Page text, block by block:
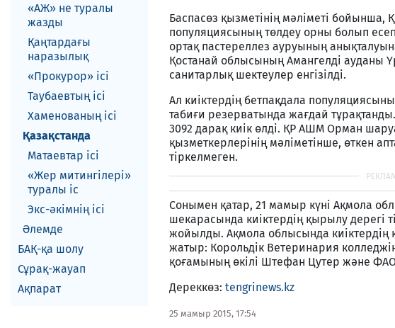
«АЖ» не туралы
жазды
Қаңтардағы
наразылық
«Прокурор» ісі
Таубаевтың ісі
Хаменованың ісі
Қазақстанда
Матаевтар ici
«Жер митингілері»
туралы іс
Экс-әкiмнiң iсi
Әлемде
БАҚ-қа шолу
Сұрақ-жауап
Ақпарат
Баспасөз қызметінің мәліметі бойынша,
популяциясының төлдеу орны болып
ортақ пастереллез ауруының
Қостанай облысының Амангелді ауданы
санитарлық шектеулер енгізілді.
Ал киіктердің бетпақдала
табиғи резерватында жағдай
3092 дарақ киік өлді. ҚР АШМ Орман
қызметкерлерінің мәліметінше, өткен
тіркелмеген.
Сонымен қатар, 21 мамыр күні Ақмола
шекарасында киіктердің қырылу дерегі
жойылды. Ақмола облысында
жатыр: Корольдік Ветеринария
қоғамының өкілі Штефан Цутер және ФАО
Дереккөз: tengrinews.kz
25 мамыр 2015, 17:54